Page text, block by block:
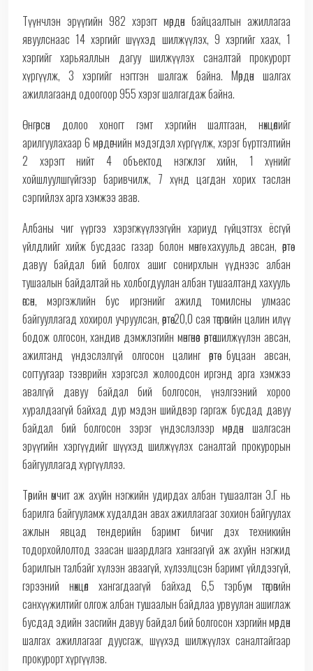
Түүнчлэн эрүүгийн 982 хэрэгт мөрдөн байцаалтын ажиллагаа
явуулснаас 14 хэргийг шүүхэд шилжүүлэх, 9 хэргийг хаах, 1
хэргийг харьяаллын дагуу шилжүүлэх саналтай прокурорт
хүргүүлж, 3 хэргийг нэгтгэн шалгаж байна. Мөрдөн шалгах
ажиллагаанд одоогоор 955 хэрэг шалгагдаж байна.
Өнгөрсөн долоо хоногт гэмт хэргийн шалтгаан, нөхцөлийг
арилгуулахаар 6 мөрдөгчийн мэдэгдэл хүргүүлж, хэрэг бүртгэлтийн
2 хэрэгт нийт 4 объектод нэгжлэг хийн, 1 хүнийг
хойшлуулшгүйгээр баривчилж, 7 хүнд цагдан хорих таслан
сэргийлэх арга хэмжээ авав.
Албаны чиг үүргээ хэрэгжүүлээгүйн хариуд гүйцэтгэх ёсгүй
үйлдлийг хийж бусдаас газар болон мөнгө хахуульд авсан, өөртөө
давуу байдал бий болгох ашиг сонирхлын үүднээс албан
тушаалын байдалтай нь холбогдуулан албан тушаалтанд хахууль
өгсөн, мэргэжлийн бус иргэнийг ажилд томилсны улмаас
байгууллагад хохирол учруулсан, өөртөө 20,0 сая төгрөгийн цалин илүү
бодож олгосон, хандив дэмжлэгийн мөнгөнөөс өөртөө шилжүүлэн авсан,
ажилтанд үндэслэлгүй олгосон цалинг өөртөө буцаан авсан,
согтуугаар тээврийн хэрэгсэл жолоодсон иргэнд арга хэмжээ
авалгүй давуу байдал бий болгосон, үнэлгээний хороо
хуралдаагүй байхад дур мэдэн шийдвэр гаргаж бусдад давуу
байдал бий болгосон зэрэг үндэслэлээр мөрдөн шалгасан
эрүүгийн хэргүүдийг шүүхэд шилжүүлэх саналтай прокурорын
байгууллагад хүргүүллээ.
Төрийн өмчит аж ахуйн нэгжийн удирдах албан тушаалтан Э.Г нь
барилга байгууламж худалдан авах ажиллагааг зохион байгуулах
ажлын явцад тендерийн баримт бичиг дэх техникийн
тодорхойлолтод заасан шаардлага хангаагүй аж ахуйн нэгжид
барилгын талбайг хүлээн аваагүй, хүлээлцсэн баримт үйлдээгүй,
гэрээний нөхцөл хангагдаагүй байхад 6,5 тэрбум төгрөгийн
санхүүжилтийг олгож албан тушаалын байдлаа урвуулан ашиглаж
бусдад эдийн засгийн давуу байдал бий болгосон хэргийн мөрдөн
шалгах ажиллагааг дуусгаж, шүүхэд шилжүүлэх саналтайгаар
прокурорт хүргүүлэв.